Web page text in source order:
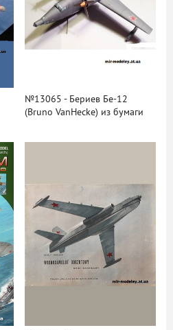
№13065 - Бериев Бе-12
(Bruno VanHecke) из бумаги